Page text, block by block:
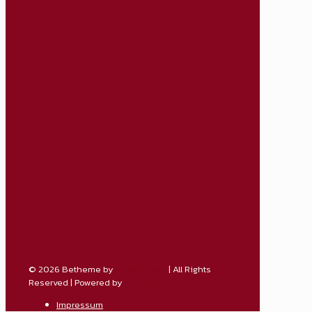
© 2026 Betheme by
| All Rights
Reserved | Powered by
Impressum